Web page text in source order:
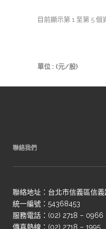
目前顯示第 1 至第 5
單位 : (元/股)
聯絡我們
聯絡地址：台北市信義區信
統一編號：54368453
服務電話：(02) 2718 – 0966
傳真熱線：(02) 2718 – 1995